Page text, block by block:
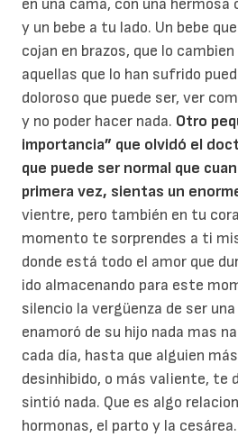
en una cama, con una
y un bebe a tu lado. Un bebe
cojan en brazos, que lo
aquellas que lo han sufrido
doloroso que puede ser, ver
y no poder hacer nada. Otro
importancia” que olvidó el
que puede ser normal que
primera vez, sientas un
vientre, pero también en tu
momento te sorprendes a ti
donde está todo el amor que
ido almacenando para este
silencio la vergüenza de ser
enamoró de su hijo nada mas
cada día, hasta que alguien
desinhibido, o más valiente, te
sintió nada. Que es algo
hormonas, el parto y la